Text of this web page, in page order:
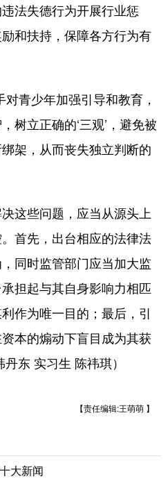
法失德行为开展行业惩
和扶持，保障各方行为有
青少年加强引导和教育，
树立正确的‘三观’，避免被
架，从而丧失独立判断的
些问题，应当从源头上
首先，出台相应的法律法
同时监管部门应当加大监
担起与其自身影响力相匹
作为唯一目的；最后，引
本的煽动下盲目成为其获
东 实习生 陈祎琪）
【责任编辑:王萌萌 】
大新闻